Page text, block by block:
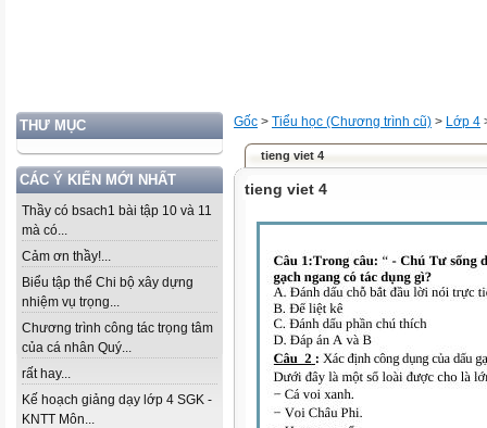
THƯ MỤC
CÁC Ý KIẾN MỚI NHẤT
Thầy có bsach1 bài tập 10 và 11
mà có...
Cảm ơn thầy!...
Biểu tập thể Chi bộ xây dựng
nhiệm vụ trọng...
Chương trình công tác trọng tâm
của cá nhân Quý...
rất hay...
Kế hoạch giảng dạy lớp 4 SGK -
KNTT Môn...
Gốc > Tiểu học (Chương trình cũ) > Lớp 4
tieng viet 4
tieng viet 4